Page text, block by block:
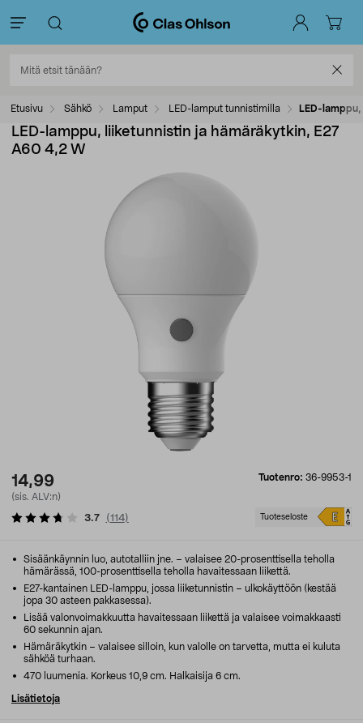
Etusivu Sähkö Lamput LED-lamput tunnistimilla LED-
LED-lamppu, liiketunnistin ja hämäräkytkin, E27
A60 4,2 W
14,99
(sis. ALV:n)
Tuotenro: 36-9953-1
Tuoteseloste
3.7 (114)
Sisäänkäynnin luo, autotalliin jne. – valaisee 20-prosenttisella teholla
hämärässä, 100-prosenttisella teholla havaitessaan liikettä.
E27-kantainen LED-lamppu, jossa liiketunnistin – ulkokäyttöön (kestää
jopa 30 asteen pakkasessa).
Lisää valonvoimakkuutta havaitessaan liikettä ja valaisee voimakkaasti
60 sekunnin ajan.
Hämäräkytkin – valaisee silloin, kun valolle on tarvetta, mutta ei kuluta
sähköä turhaan.
470 luumenia. Korkeus 10,9 cm. Halkaisija 6 cm.
Lisätietoja